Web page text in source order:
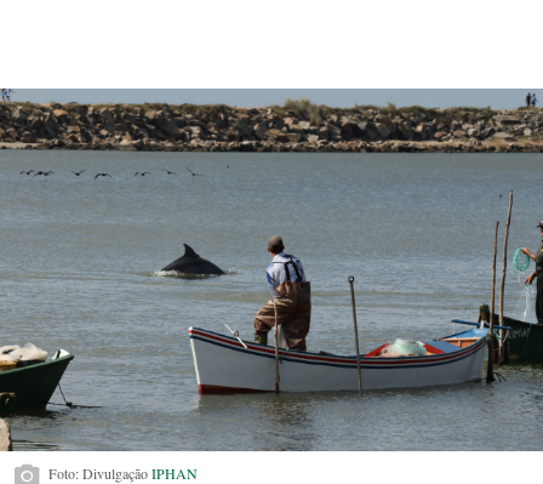
Foto: DivulgaçãoIPHAN